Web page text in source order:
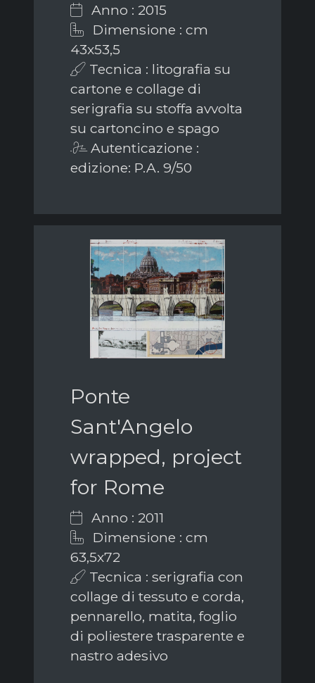
Anno : 2015
Dimensione : cm
43x53,5
Tecnica : litografia su
cartone e collage di
serigrafia su stoffa avvolta
su cartoncino e spago
Autenticazione :
edizione: P.A. 9/50
Ponte
Sant'Angelo
wrapped, project
for Rome
Anno : 2011
Dimensione : cm
63,5x72
Tecnica : serigrafia con
collage di tessuto e corda,
pennarello, matita, foglio
di poliestere trasparente e
nastro adesivo